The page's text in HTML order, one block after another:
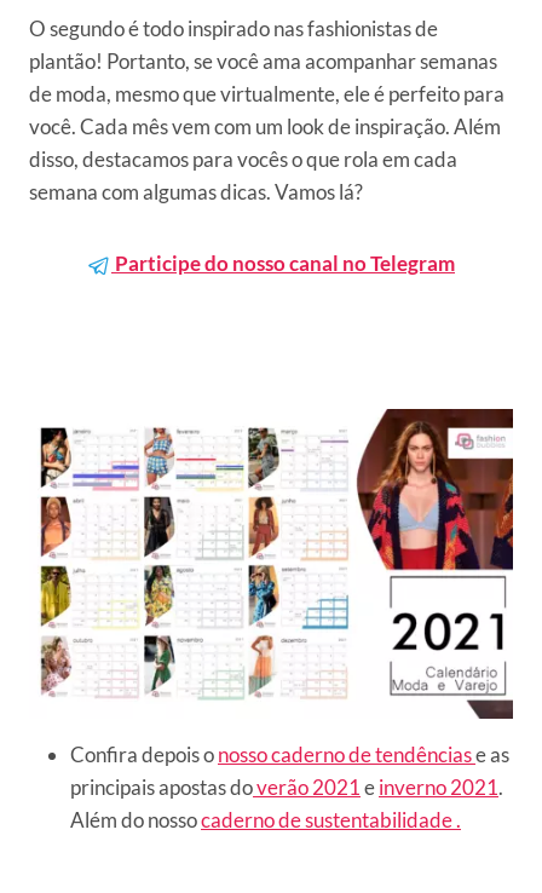
O segundo é todo inspirado nas fashionistas de
plantão! Portanto, se você ama acompanhar semanas
de moda, mesmo que virtualmente, ele é perfeito para
você. Cada mês vem com um look de inspiração. Além
disso, destacamos para vocês o que rola em cada
semana com algumas dicas. Vamos lá?
Participe do nosso canal no Telegram
Confira depois onosso caderno de tendênciase as
principais apostas doverão 2021einverno 2021.
Além do nossocaderno de sustentabilidade .